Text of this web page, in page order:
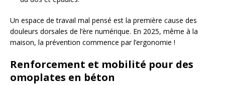
Un espace de travail mal pensé est la première cause des
douleurs dorsales de l’ère numérique. En 2025, même à la
maison, la prévention commence par l’ergonomie !
Renforcement et mobilité pour des
omoplates en béton